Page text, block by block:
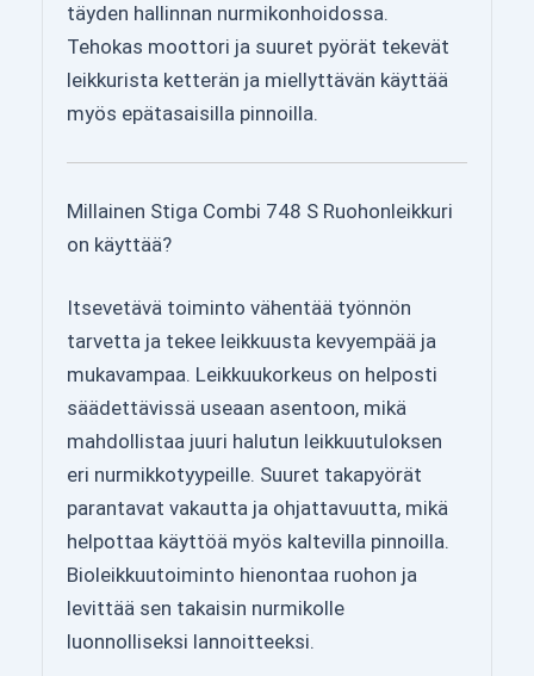
täyden hallinnan nurmikonhoidossa.
Tehokas moottori ja suuret pyörät tekevät
leikkurista ketterän ja miellyttävän käyttää
myös epätasaisilla pinnoilla.
Millainen Stiga Combi 748 S Ruohonleikkuri
on käyttää?
Itsevetävä toiminto vähentää työnnön
tarvetta ja tekee leikkuusta kevyempää ja
mukavampaa. Leikkuukorkeus on helposti
säädettävissä useaan asentoon, mikä
mahdollistaa juuri halutun leikkuutuloksen
eri nurmikkotyypeille. Suuret takapyörät
parantavat vakautta ja ohjattavuutta, mikä
helpottaa käyttöä myös kaltevilla pinnoilla.
Bioleikkuutoiminto hienontaa ruohon ja
levittää sen takaisin nurmikolle
luonnolliseksi lannoitteeksi.